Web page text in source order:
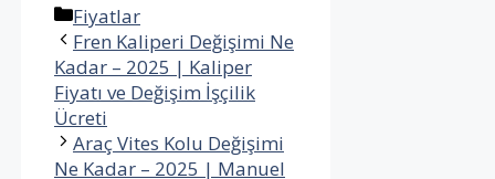
Kategoriler
Fiyatlar
Fren Kaliperi Değişimi Ne
Kadar – 2025 | Kaliper
Fiyatı ve Değişim İşçilik
Ücreti
Araç Vites Kolu Değişimi
Ne Kadar – 2025 | Manuel